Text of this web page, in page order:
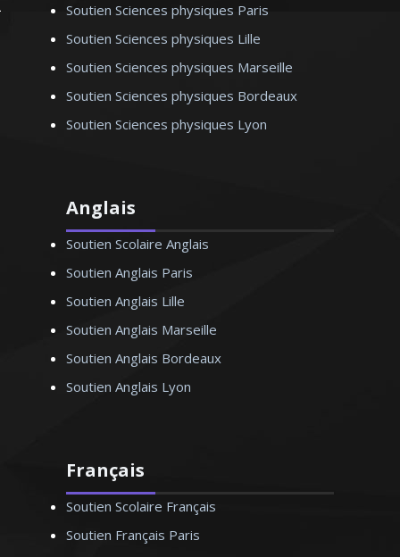
Soutien Sciences physiques Paris
Soutien Sciences physiques Lille
Soutien Sciences physiques Marseille
Soutien Sciences physiques Bordeaux
Soutien Sciences physiques Lyon
Anglais
Soutien Scolaire Anglais
Soutien Anglais Paris
Soutien Anglais Lille
Soutien Anglais Marseille
Soutien Anglais Bordeaux
Soutien Anglais Lyon
Français
Soutien Scolaire Français
Soutien Français Paris